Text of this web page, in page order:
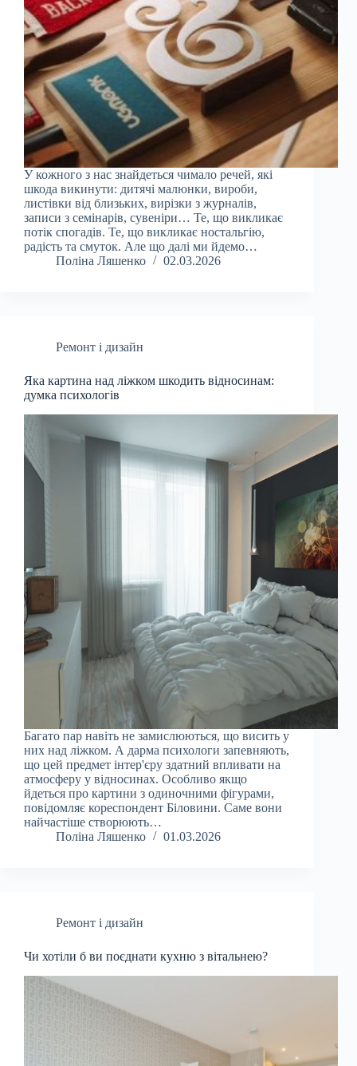
У кожного з нас знайдеться чимало речей, які
шкода викинути: дитячі малюнки, вироби,
листівки від близьких, вирізки з журналів,
записи з семінарів, сувеніри… Те, що викликає
потік спогадів. Те, що викликає ностальгію,
радість та смуток. Але що далі ми йдемо…
Поліна Ляшенко
02.03.2026
Ремонт і дизайн
Яка картина над ліжком шкодить відносинам:
думка психологів
Багато пар навіть не замислюються, що висить у
них над ліжком. А дарма психологи запевняють,
що цей предмет інтер'єру здатний впливати на
атмосферу у відносинах. Особливо якщо
йдеться про картини з одиночними фігурами,
повідомляє кореспондент Біловини. Саме вони
найчастіше створюють…
Поліна Ляшенко
01.03.2026
Ремонт і дизайн
Чи хотіли б ви поєднати кухню з вітальнею?